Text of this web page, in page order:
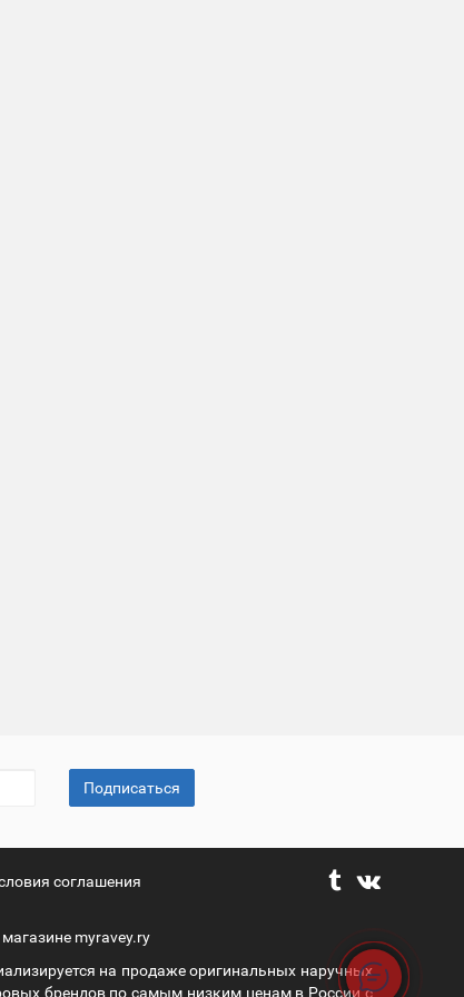
Подписаться
соглашения
myravey.ry
на продаже оригинальных наручных
брендов по самым низким ценам в России с